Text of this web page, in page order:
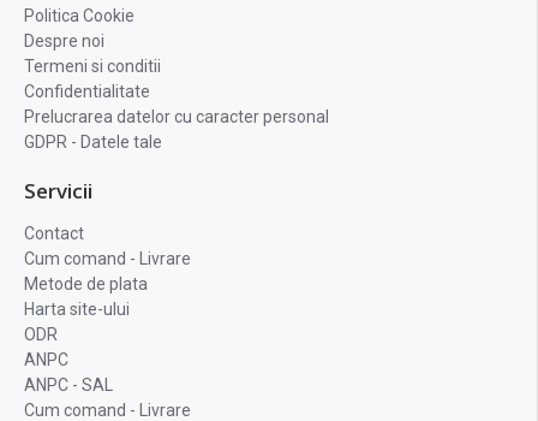
Politica Cookie
Despre noi
Termeni si conditii
Confidentialitate
Prelucrarea datelor cu caracter personal
GDPR - Datele tale
Servicii
Contact
Cum comand - Livrare
Metode de plata
Harta site-ului
ODR
ANPC
ANPC - SAL
Cum comand - Livrare